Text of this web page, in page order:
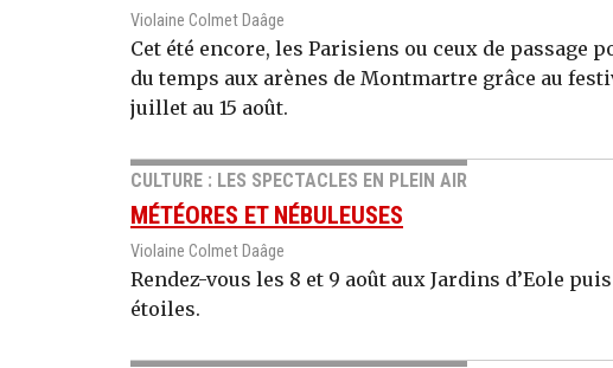
Violaine Colmet Daâge
Cet été encore, les Parisiens ou ceux de passage
du temps aux arènes de Montmartre grâce au
juillet au 15 août.
CULTURE : LES SPECTACLES EN PLEIN AIR
MÉTÉORES ET NÉBULEUSES
Violaine Colmet Daâge
Rendez-vous les 8 et 9 août aux Jardins d’Eole
étoiles.